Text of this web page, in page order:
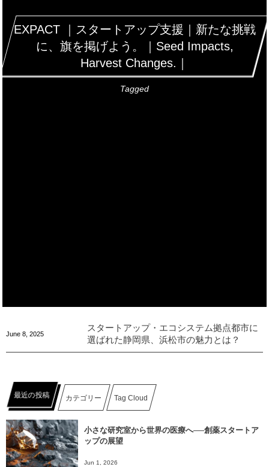
EXPACT ｜スタートアップ支援｜新たな挑戦
に、旗を掲げよう。｜Seed Impacts,
Harvest Changes.｜
Tagged
June 8 2025
スタートアップ・エコシステム拠点都市に
選ばれた静岡県、浜松市の魅力とは？
最近の投稿 カテゴリー Tag Cloud
小さな研究室から世界の医療へ──創薬スタートア
ップの展望
Jun 1, 2026